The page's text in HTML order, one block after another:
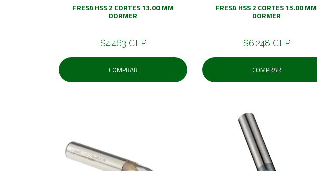
FRESA HSS 2 CORTES 13.00 MM
DORMER
$4.463 CLP
COMPRAR
FRESA HSS 2 CORTES 15.00 MM
DORMER
$6.248 CLP
COMPRAR